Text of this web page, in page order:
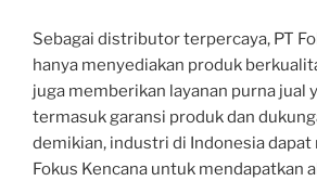
Sebagai distributor terpercaya, PT
hanya menyediakan produk
juga memberikan layanan purna jual
termasuk garansi produk dan
demikian, industri di Indonesia dapat
Fokus Kencana untuk mendapatkan